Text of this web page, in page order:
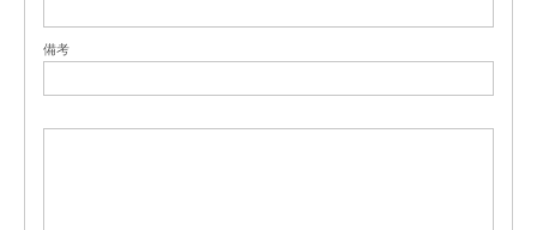
備考